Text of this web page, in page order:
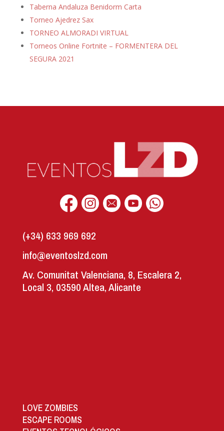
Taberna Andaluza Benidorm Carta
Torneo Ajedrez Sax
TORNEO ALMORADI VIRTUAL
Torneos Online Fortnite – FORMENTERA DEL
SEGURA 2021
(+34) 633 969 692
info@eventoslzd.com
Av. Comunitat Valenciana, 8, Escalera 2,
Local 3, 03590 Altea, Alicante
LOVE ZOMBIES
ESCAPE ROOMS